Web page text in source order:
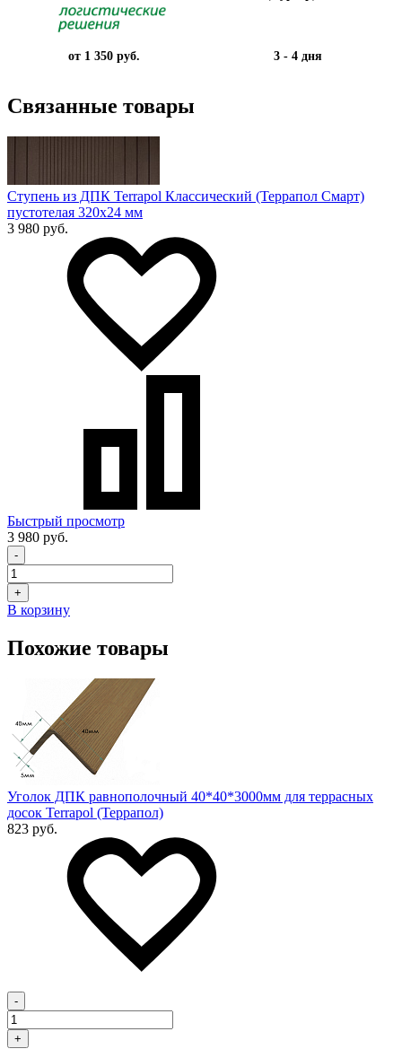
от 1 350 руб. 3 - 4 дня
Связанные товары
Ступень из ДПК Terrapol Классический (Террапол Смарт)
пустотелая 320х24 мм
3 980 руб.
Быстрый просмотр
3 980 руб.
-
+
В корзину
Похожие товары
Уголок ДПК равнополочный 40*40*3000мм для террасных
досок Terrapol (Террапол)
823 руб.
-
+